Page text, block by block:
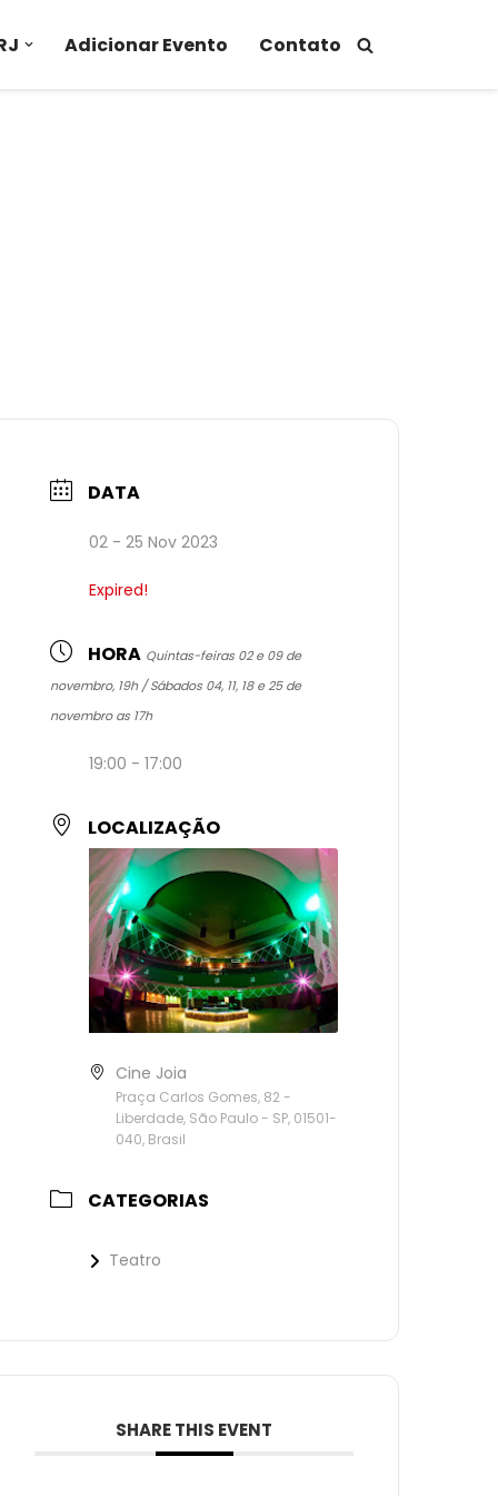
Adicionar Evento Contato
DATA
02 - 25 Nov 2023
Expired!
HORA Quintas-feiras 02 e 09 de
novembro, 19h / Sábados 04, 11, 18 e 25 de
novembro as 17h
19:00 - 17:00
LOCALIZAÇÃO
Cine Joia
Praça Carlos Gomes, 82 -
Liberdade, São Paulo - SP, 01501-
040, Brasil
CATEGORIAS
Teatro
SHARE THIS EVENT